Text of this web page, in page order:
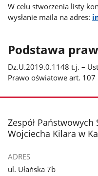
W celu stworzenia listy
wysłanie maila na adres:
Podstawa
Dz.U.2019.0.1148 t.j. –
Prawo oświatowe art. 107
stopka
Zespół Państwowych
Wojciecha Kilara w
ADRES
ul. Ułańska 7b